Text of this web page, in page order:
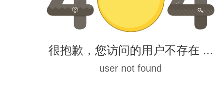
很抱歉，您访问的用户不存在 ...
user not found